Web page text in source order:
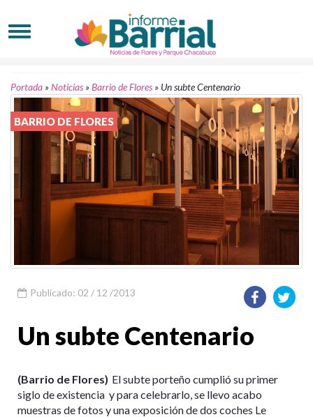
Portada »Noticias »Barrio de Flores » Un subte Centenario
BARRIO DE FLORES
Publicado: 02 / 12 /2013
Un subte Centenario
(Barrio de Flores) El subte porteño cumplió su primer
siglo de existencia y para celebrarlo, se llevo acabo
muestras de fotos y una exposición de dos coches Le